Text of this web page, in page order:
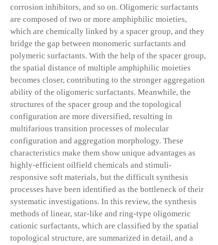
corrosion inhibitors, and so on. Oligomeric surfactants
are composed of two or more amphiphilic moieties,
which are chemically linked by a spacer group, and they
bridge the gap between monomeric surfactants and
polymeric surfactants. With the help of the spacer group,
the spatial distance of multiple amphiphilic moieties
becomes closer, contributing to the stronger aggregation
ability of the oligomeric surfactants. Meanwhile, the
structures of the spacer group and the topological
configuration are more diversified, resulting in
multifarious transition processes of molecular
configuration and aggregation morphology. These
characteristics make them show unique advantages as
highly-efficient oilfield chemicals and stimuli-
responsive soft materials, but the difficult synthesis
processes have been identified as the bottleneck of their
systematic investigations. In this review, the synthesis
methods of linear, star-like and ring-type oligomeric
cationic surfactants, which are classified by the spatial
topological structure, are summarized in detail, and a